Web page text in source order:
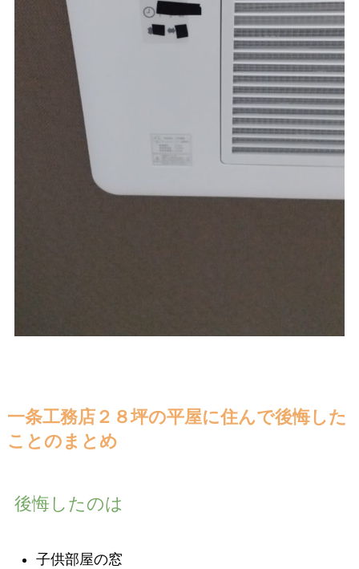
一条工務店２８坪の平屋に住んで後悔した
ことのまとめ
後悔したのは
子供部屋の窓